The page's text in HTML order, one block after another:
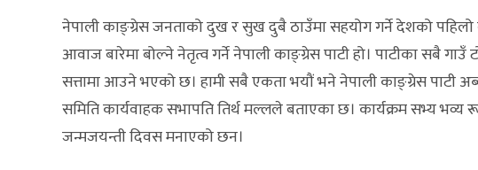
नेपाली काङ्ग्रेस जनताको दुख र सुख दुबै ठाउँमा सहयोग गर्ने देशको
आवाज बारेमा बोल्ने नेतृत्व गर्ने नेपाली काङ्ग्रेस पाटी हो। पाटीका सबै गाउँ
सत्तामा आउने भएको छ। हामी सबै एकता भयौं भने नेपाली काङ्ग्रेस पाटी
समिति कार्यवाहक सभापति तिर्थ मल्लले बताएका छ। कार्यक्रम सभ्य भव्य
जन्मजयन्ती दिवस मनाएको छन।